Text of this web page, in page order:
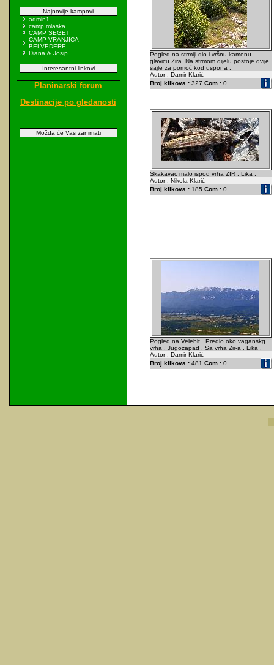
Najnovije kampovi
admin1
camp mlaska
CAMP SEGET
CAMP VRANJICA
BELVEDERE
Diana & Josip
Interesantni linkovi
Planinarski forum
Destinacije po gledanosti
Možda će Vas zanimati
Pogled na strmiji dio i vršnu kamenu
glavicu Zira. Na strmom dijelu postoje dvije
sajle za pomoć kod uspona .
Autor : Damir Klarić
Broj klikova :327 Com :0
Skakavac malo ispod vrha ZIR . Lika .
Autor : Nikola Klarić
Broj klikova :185 Com :0
Pogled na Velebit . Predio oko vaganskg
vrha . Jugozapad . Sa vrha Zir-a . Lika .
Autor : Damir Klarić
Broj klikova :481 Com :0